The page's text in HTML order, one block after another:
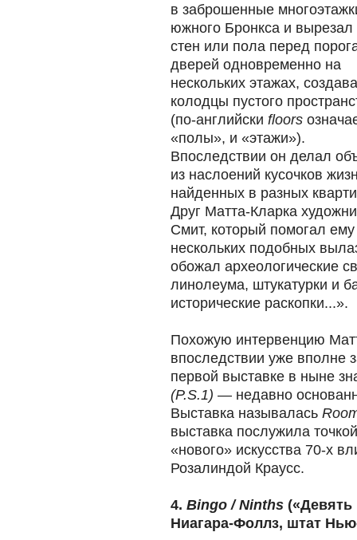
в заброшенные
южного Бронкса и вырезал
стен или пола перед
дверей одновременно на
нескольких этажах,
колодцы пустого
(по-английски floors
«полы», и «этажи»).
Впоследствии он делал
из наслоений кусочков
найденных в разных
Друг Матта-Кларка
Смит, который помогал
нескольких подобных
обожал археологические
линолеума, штукатурки и
исторические раскопки...».
Похожую интервенцию
впоследствии уже вполне
первой выставке в ныне
(P.S.1) — недавно
Выставка называлась
выставка послужила
«нового» искусства 70-х
Розалиндой Краусс.
4. Bingo / Ninths («Девять
Ниагара-Фоллз, штат